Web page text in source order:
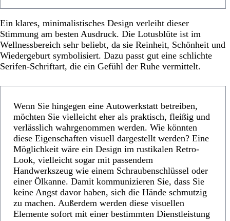
Ein klares, minimalistisches Design verleiht dieser
Stimmung am besten Ausdruck. Die Lotusblüte ist im
Wellnessbereich sehr beliebt, da sie Reinheit, Schönheit und
Wiedergeburt symbolisiert. Dazu passt gut eine schlichte
Serifen-Schriftart, die ein Gefühl der Ruhe vermittelt.
Wenn Sie hingegen eine Autowerkstatt betreiben,
möchten Sie vielleicht eher als praktisch, fleißig und
verlässlich wahrgenommen werden. Wie könnten
diese Eigenschaften visuell dargestellt werden? Eine
Möglichkeit wäre ein Design im rustikalen Retro-
Look, vielleicht sogar mit passendem
Handwerkszeug wie einem Schraubenschlüssel oder
einer Ölkanne. Damit kommunizieren Sie, dass Sie
keine Angst davor haben, sich die Hände schmutzig
zu machen. Außerdem werden diese visuellen
Elemente sofort mit einer bestimmten Dienstleistung